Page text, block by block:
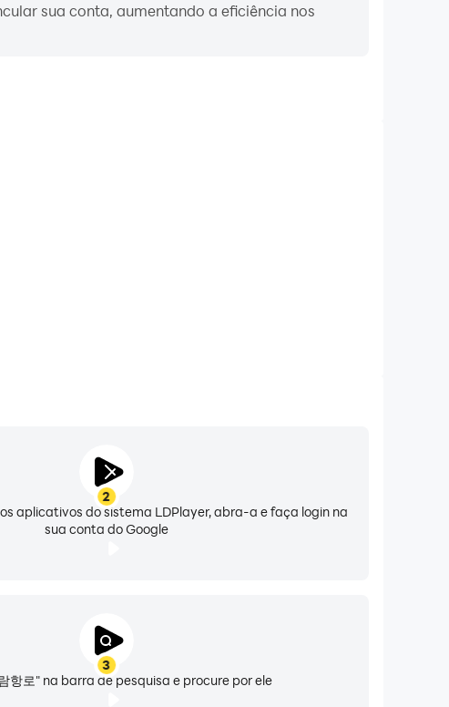
sua conta, aumentando a eficiência nos
2
aplicativos do sistema LDPlayer, abra-a e faça login na
sua conta do Google
3
항로" na barra de pesquisa e procure por ele